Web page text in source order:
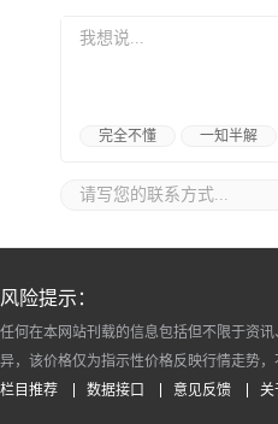
完全不懂 一知半解
风险提示：
任何在本网站刊载的信息包括但不限于资
异，该价格仅为指示性价格反映行情走势
栏目推荐
数据接口 意见反馈 关